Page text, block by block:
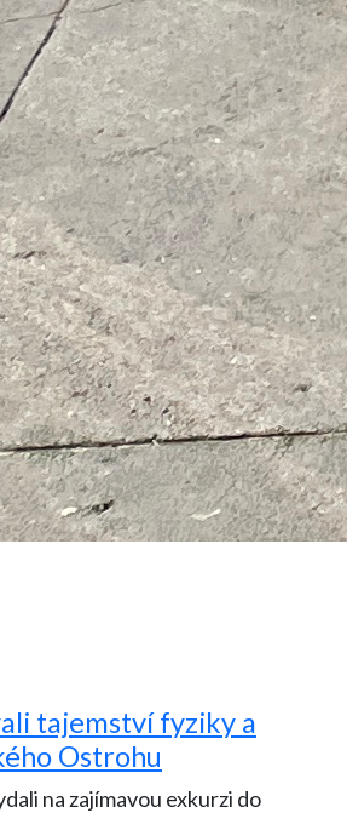
tajemství fyziky a
Ostrohu
na zajímavou exkurzi do